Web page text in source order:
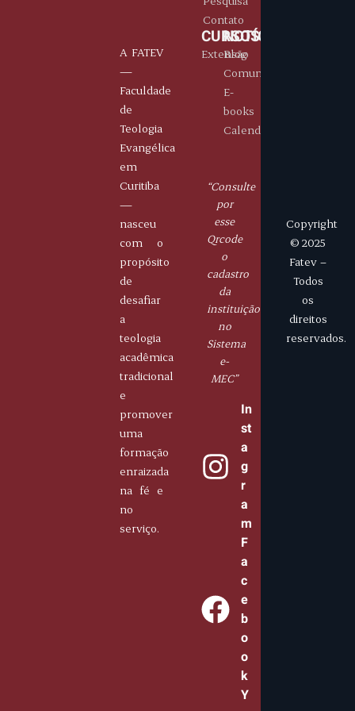
Contatos
A FATEV
—
Faculdade
de
Teologia
Evangélica
em
Curitiba
—
nasceu
com o
propósito
de
desafiar
a
teologia
acadêmica
tradicional
e
promover
uma
formação
enraizada
na fé e
no
serviço.
Contato
CURSOS
Extensão
NOTÍCIAS
Blog
Comunicados
E-
books
Calendário
“Consulte
por
esse
Qrcode
o
cadastro
da
instituição
no
Sistema
e-
MEC”
In
st
a
g
r
a
m
F
a
c
e
b
o
o
k
Y
Copyright
© 2025
Fatev –
Todos
os
direitos
reservados.